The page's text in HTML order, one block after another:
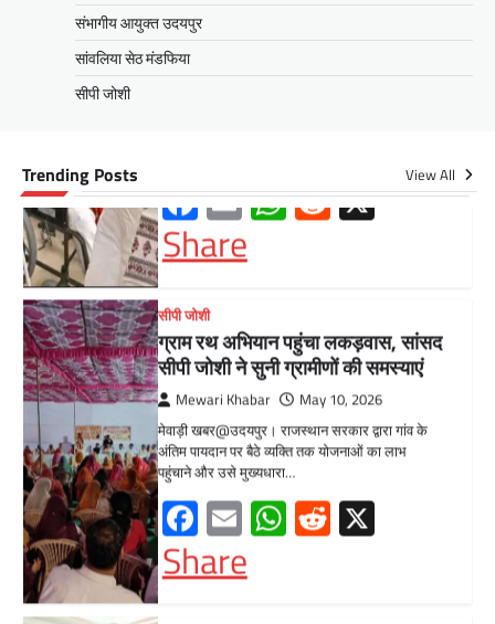
संभागीय आयुक्त उदयपुर
सांवलिया सेठ मंडफिया
सीपी जोशी
Trending Posts View All
सीपी जोशी
ग्राम रथ अभियान पहुंचा लकड़वास, सांसद
सीपी जोशी ने सुनी ग्रामीणों की समस्याएं
Facebook
EmailWhatsApp
Reddit
X
Share
UDAIPUR CITY NEWS
दूरसंचार सलाहकार समिति की बैठक का
हुआ आयोजन
Mewari Khabar April 22, 2026
मेवाड़ी खबर@उदयपुर।दूर संचार सलाहकार समिति की
बैठक बुधवार को भारत संचार निगम लिमिटेड बीएसएनएल
के सभागार में सांसद उदयपुर डॉ.…
Facebook
EmailWhatsApp
Reddit
X
Share